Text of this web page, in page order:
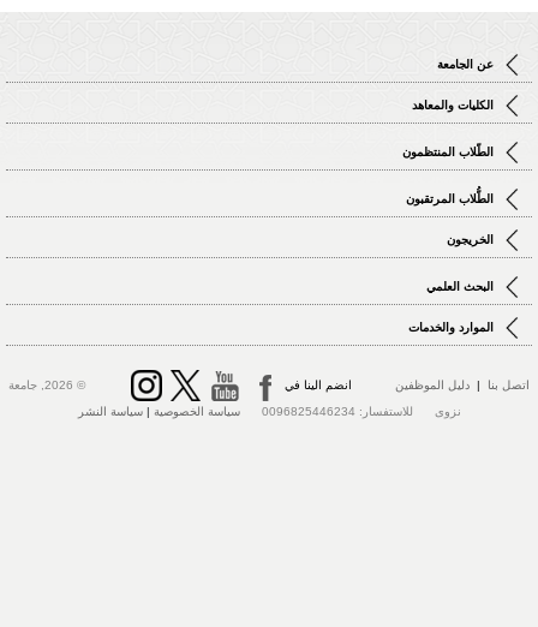
عن الجامعة
الكليات والمعاهد
الطّلاب المنتظمون
الطُّلاب المرتقبون
الخريجون
البحث العلمي
الموارد والخدمات
بنا | دليل الموظفين انضم الينا في
© 2026, جامعة
نزوى للاستفسار: 0096825446234
سياسة الخصوصية|سياسة النشر